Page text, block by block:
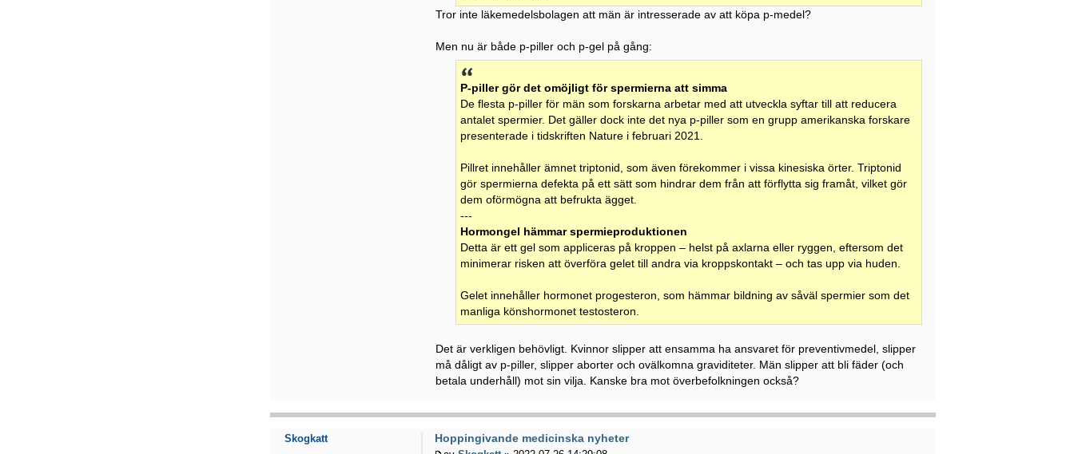
Tror inte läkemedelsbolagen att män är intresserade av att köpa p-medel?
Men nu är både p-piller och p-gel på gång:
P-piller gör det omöjligt för spermierna att simma
De flesta p-piller för män som forskarna arbetar med att utveckla syftar till att reducera
antalet spermier. Det gäller dock inte det nya p-piller som en grupp amerikanska forskare
presenterade i tidskriften Nature i februari 2021.
Pillret innehåller ämnet triptonid, som även förekommer i vissa kinesiska örter. Triptonid
gör spermierna defekta på ett sätt som hindrar dem från att förflytta sig framåt, vilket gör
dem oförmögna att befrukta ägget.
---
Hormongel hämmar spermieproduktionen
Detta är ett gel som appliceras på kroppen – helst på axlarna eller ryggen, eftersom det
minimerar risken att överföra gelet till andra via kroppskontakt – och tas upp via huden.
Gelet innehåller hormonet progesteron, som hämmar bildning av såväl spermier som det
manliga könshormonet testosteron.
Det är verkligen behövligt. Kvinnor slipper att ensamma ha ansvaret för preventivmedel, slipper
må dåligt av p-piller, slipper aborter och ovälkomna graviditeter. Män slipper att bli fäder (och
betala underhåll) mot sin vilja. Kanske bra mot överbefolkningen också?
Hoppingivande medicinska nyheter
Skogkatt